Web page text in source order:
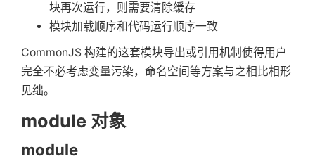
块再次运行，则需要清除缓存
模块加载顺序和代码运行顺序一致
CommonJS 构建的这套模块导出或引用机制使得用户
完全不必考虑变量污染，命名空间等方案与之相比相形
见绌。
module 对象
module